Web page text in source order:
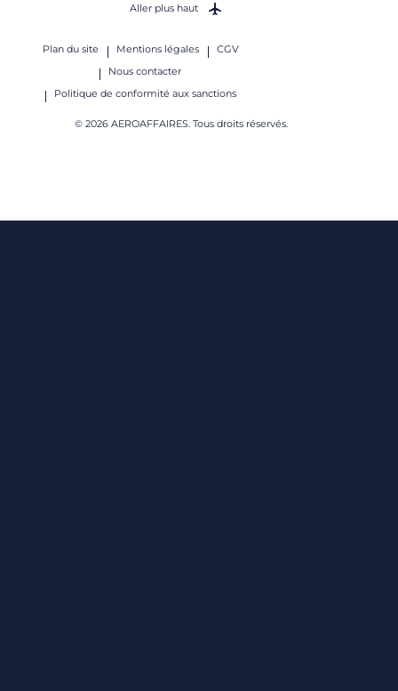
Plan du site Mentions légales
CGV
Nous contacter
Politique de conformité aux sanctions
© 2026 AEROAFFAIRES. Tous droits réservés.
Aller plus haut